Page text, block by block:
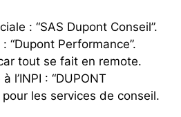
: “SAS Dupont Conseil”.
“Dupont Performance”.
tout se fait en remote.
l’INPI : “DUPONT
pour les services de conseil.